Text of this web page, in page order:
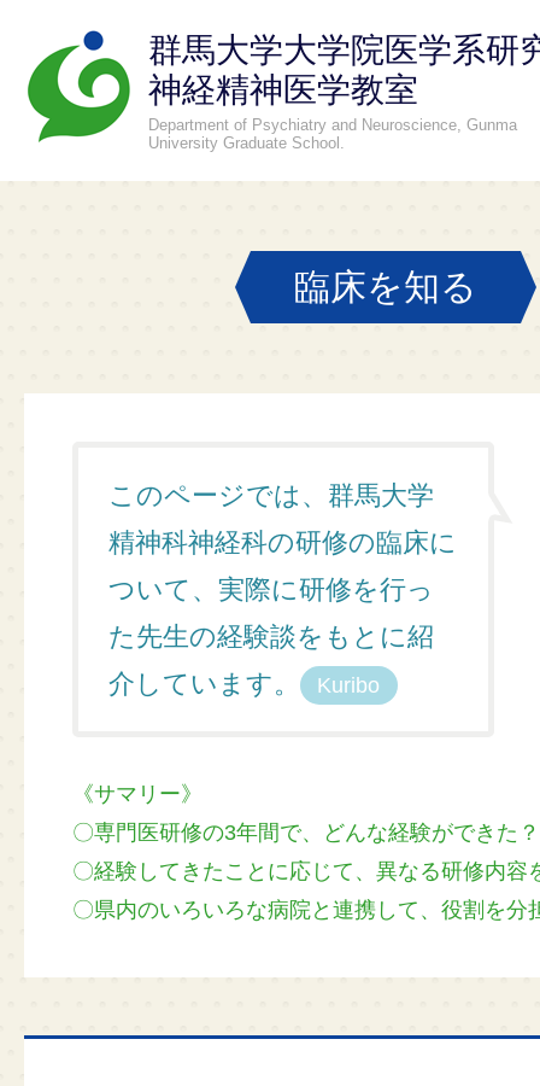
群馬大学大学院医学系研
神経精神医学教室
Department of Psychiatry and Neuroscience, Gunma
University Graduate School.
臨床を知る
このページでは、群馬大学
精神科神経科の研修の臨床に
ついて、実際に研修を行っ
た先生の経験談をもとに紹
介しています。
Kuribo
《サマリー》
専門医研修の3年間で、どんな経験ができた？
経験してきたことに応じて、異なる研修内容
県内のいろいろな病院と連携して、役割を分